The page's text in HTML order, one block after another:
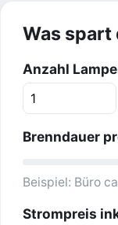
Was spart
Anzahl
Brenndauer
Beispiel: Büro
Strompreis